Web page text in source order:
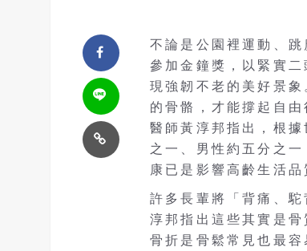
不論是公園裡運動、
參加金鐘獎，以緊實
現強韌不老的美好景
的骨骼，才能撐起自
醫師黃淳邦指出，根
之一、男性約五分之
康已是影響高齡生活品
許多長輩將「背痛、
淳邦指出這些其實是
骨折是骨鬆常見也最